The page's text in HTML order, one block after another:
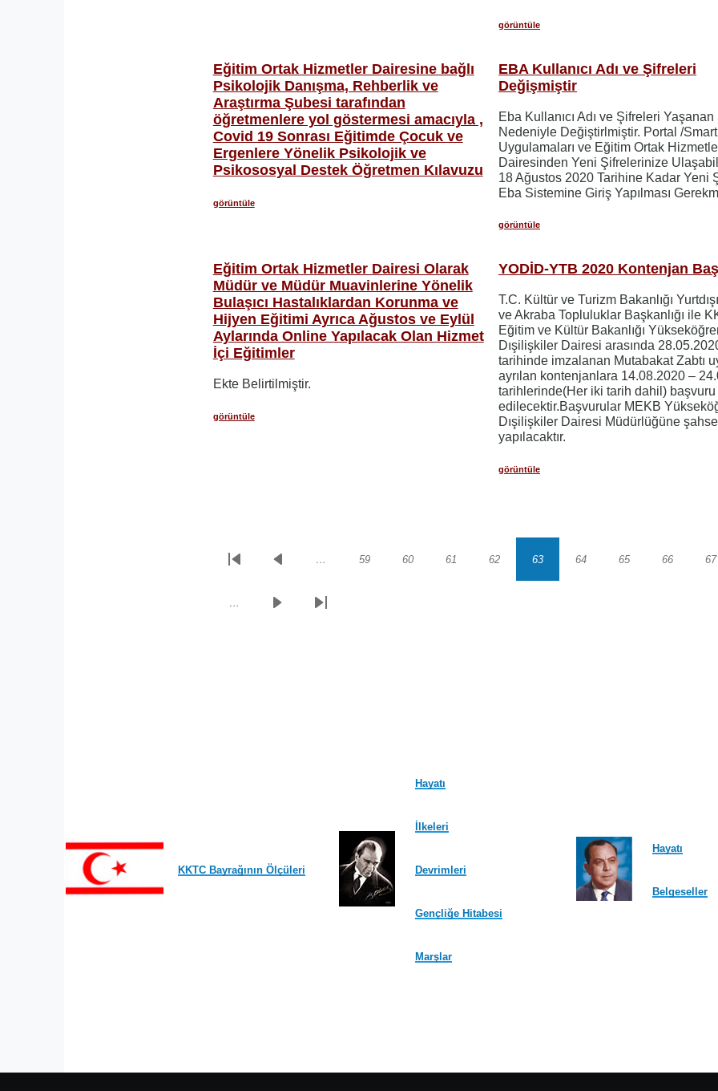
görüntüle
Eğitim Ortak Hizmetler Dairesine bağlı
Psikolojik Danışma, Rehberlik ve
Araştırma Şubesi tarafından
öğretmenlere yol göstermesi amacıyla ,
Covid 19 Sonrası Eğitimde Çocuk ve
Ergenlere Yönelik Psikolojik ve
Psikososyal Destek Öğretmen Kılavuzu
görüntüle
EBA Kullanıcı Adı ve Şifreleri
Değişmiştir
Eba Kullanıcı Adı ve Şifreleri Yaşanan
Nedeniyle Değiştirlmiştir. Portal /Smart
Uygulamaları ve Eğitim Ortak
Dairesinden Yeni Şifrelerinize
18 Ağustos 2020 Tarihine Kadar Yeni
Eba Sistemine Giriş Yapılması
görüntüle
Eğitim Ortak Hizmetler Dairesi Olarak
Müdür ve Müdür Muavinlerine Yönelik
Bulaşıcı Hastalıklardan Korunma ve
Hijyen Eğitimi Ayrıca Ağustos ve Eylül
Aylarında Online Yapılacak Olan Hizmet
İçi Eğitimler
Ekte Belirtilmiştir.
görüntüle
YODİD-YTB 2020 Kontenjan
T.C. Kültür ve Turizm Bakanlığı
ve Akraba Topluluklar Başkanlığı ile
Eğitim ve Kültür Bakanlığı
Dışilişkiler Dairesi arasında
tarihinde imzalanan Mutabakat Zabtı
ayrılan kontenjanlara 14.08.2020 –
tarihlerinde(Her iki tarih dahil) başvuru
edilecektir.Başvurular MEKB
Dışilişkiler Dairesi Müdürlüğüne
yapılacaktır.
görüntüle
Sayfalama
İlk
Önceki
… Sayfa
59 Sayfa
60 Sayfa
61 Sayfa
62 Sayfa
63 Sayfa
64 Sayfa
65 Sayfa
66 67
…
Sonraki
Son
KKTC Bayrağının Ölçüleri
Hayatı
İlkeleri
Devrimleri
Gençliğe Hitabesi
Marşlar
Hayatı
Belgeseller